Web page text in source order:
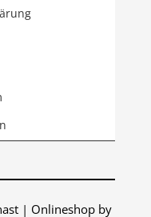
| Onlineshop by